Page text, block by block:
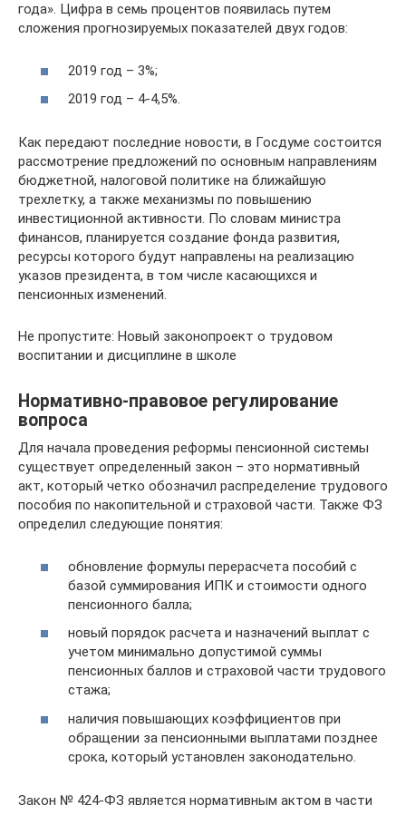
года». Цифра в семь процентов появилась путем
сложения прогнозируемых показателей двух годов:
2019 год – 3%;
2019 год – 4-4,5%.
Как передают последние новости, в Госдуме состоится
рассмотрение предложений по основным направлениям
бюджетной, налоговой политике на ближайшую
трехлетку, а также механизмы по повышению
инвестиционной активности. По словам министра
финансов, планируется создание фонда развития,
ресурсы которого будут направлены на реализацию
указов президента, в том числе касающихся и
пенсионных изменений.
Не пропустите: Новый законопроект о трудовом
воспитании и дисциплине в школе
Нормативно-правовое регулирование
вопроса
Для начала проведения реформы пенсионной системы
существует определенный закон – это нормативный
акт, который четко обозначил распределение трудового
пособия по накопительной и страховой части. Также ФЗ
определил следующие понятия:
обновление формулы перерасчета пособий с
базой суммирования ИПК и стоимости одного
пенсионного балла;
новый порядок расчета и назначений выплат с
учетом минимально допустимой суммы
пенсионных баллов и страховой части трудового
стажа;
наличия повышающих коэффициентов при
обращении за пенсионными выплатами позднее
срока, который установлен законодательно.
Закон № 424-ФЗ является нормативным актом в части